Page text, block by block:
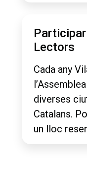
Lectors
Cada any
diverses
Catalans.
un lloc